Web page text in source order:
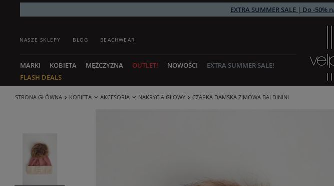
EXTRA SUMMER SALE | Do -
NASZE SKLEPY BLOG BEACHWEAR
MARKI KOBIETA MĘŻCZYZNA OUTLET! NOWOŚCI
EXTRA SUMMER SALE!
FLASH DEALS
STRONA GŁÓWNA KOBIETA AKCESORIA NAKRYCIA GŁOWY CZAPKA DAMSKA ZIMOWA BALDININI